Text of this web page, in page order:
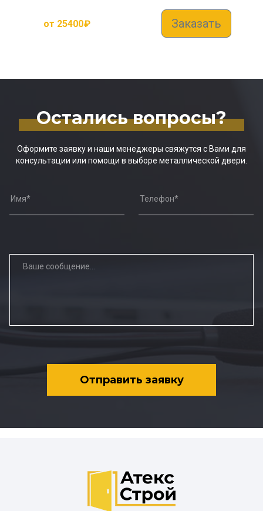
от 25400₽ Заказать
Остались вопросы?
Оформите заявку и наши менеджеры свяжутся с Вами для
консультации или помощи в выборе металлической двери.
Отправить заявку